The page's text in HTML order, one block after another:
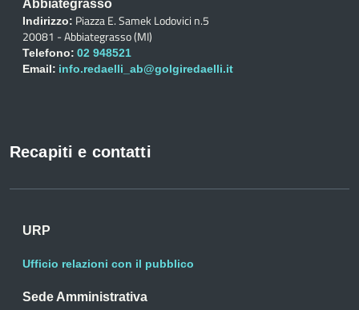
Abbiategrasso
Indirizzo: Piazza E. Samek Lodovici n.5
20081 - Abbiategrasso (MI)
Telefono: 02 948521
Email: info.redaelli_ab@golgiredaelli.it
Recapiti e contatti
URP
Ufficio relazioni con il pubblico
Sede Amministrativa